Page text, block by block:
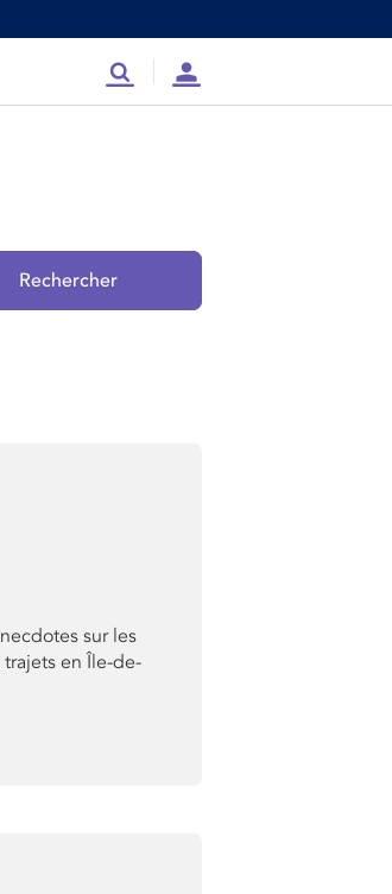
RechercheCompte
site
Rechercher
sur les
en Île-de-